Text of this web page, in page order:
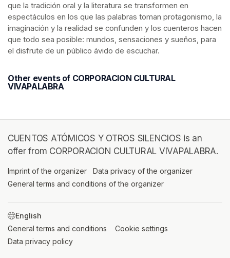
que la tradición oral y la literatura se transformen en
espectáculos en los que las palabras toman protagonismo, la
imaginación y la realidad se confunden y los cuenteros hacen
que todo sea posible: mundos, sensaciones y sueños, para
el disfrute de un público ávido de escuchar.
Other events of CORPORACION CULTURAL
VIVAPALABRA
CUENTOS ATÓMICOS Y OTROS SILENCIOS is an
offer from CORPORACION CULTURAL VIVAPALABRA.
Imprint of the organizer (opens in a new tab)
Data privacy of the organizer
General terms and conditions of the organizer
SWITCH LANGUAGE
General terms and conditions (opens in a new tab)
Cookie settings
Data privacy policy